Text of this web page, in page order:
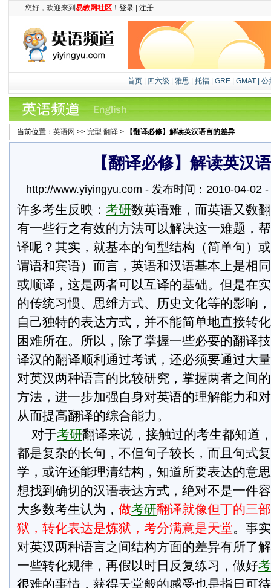
您好，欢迎来到 易教网社区 ！ 登录 注册
首页 四六级 雅思 托福 GRE GMAT 公
当前位置： 英语网 >> 完型 翻译 > 【翻译必修】解读英汉语言的差异
【翻译必修】解读英汉
http://www.yiyingyu.com - 发布时间：2010-04-02
许多考生反映： 考研数英语难，而英语又数
有一些行之有效的方法可以解决这一难题，
译呢？其实，就基本的句型结构（简单句）
谓语和宾语）而言，英语和汉语基本上是相
或顺译，这是两者可以互译的基础。但是在
的传统习惯、思维方式、历史文化等的影响
自己独特的表达方式，并不能简单地直接转
困难所在。所以，除了掌握一些必要的翻译
译汉的翻译顺利通过考试，还必须要通过大
对英汉两种语言的比较研究，掌握两者之间
方法，进一步加强自身对英语的理解能力和
从而提高翻译的综合能力。
对于考研翻译来说，接触过的考生都知道
都是复杂的长句，不但句子较长，而且句式
学，或许还能理清结构，知道所要表达的意
想找到确切的汉语表达方式，绝对不是一件
大多数考生认为， 做考研翻译就像但丁的三
狱，转化表达是炼狱，考分满意是天堂。事
对英汉两种语言之间结构方面的差异有所了
一些转化规律，再假以时日反复练习，做好
很难的事情，获得天堂般的感受也是指日可